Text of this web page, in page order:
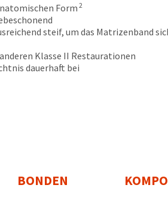
Form 2
steif, um das Matrizenband
Klasse II Restaurationen
dauerhaft bei
BONDEN